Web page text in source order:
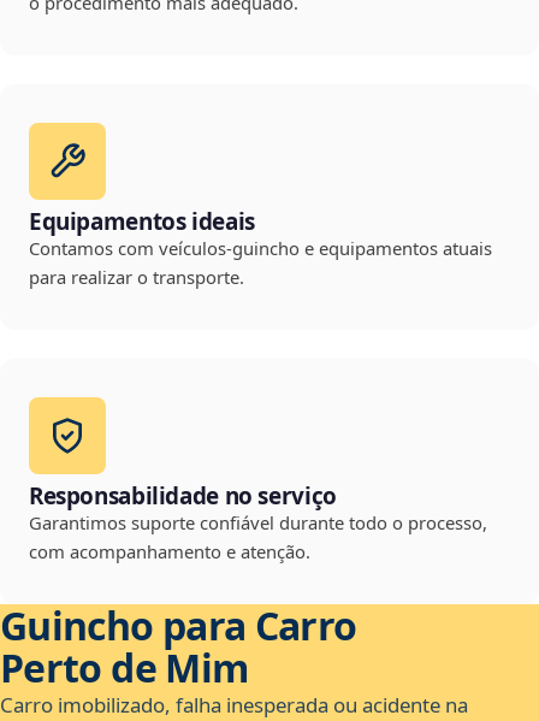
Equipamentos ideais
Contamos com veículos-guincho e equipamentos atuais
para realizar o transporte.
Responsabilidade no serviço
Garantimos suporte confiável durante todo o processo,
com acompanhamento e atenção.
Guincho para Carro
Perto de Mim
Carro imobilizado, falha inesperada ou acidente na